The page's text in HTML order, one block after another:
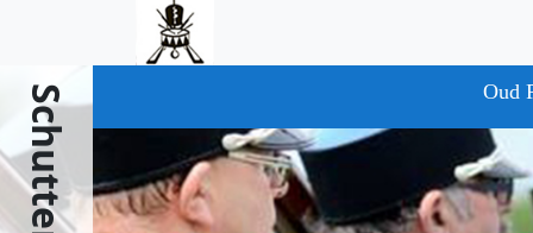
Skip to main content
Oud